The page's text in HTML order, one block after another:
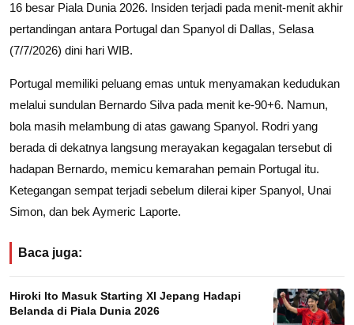
16 besar Piala Dunia 2026. Insiden terjadi pada menit-menit akhir
pertandingan antara Portugal dan Spanyol di Dallas, Selasa
(7/7/2026) dini hari WIB.
Portugal memiliki peluang emas untuk menyamakan kedudukan
melalui sundulan Bernardo Silva pada menit ke-90+6. Namun,
bola masih melambung di atas gawang Spanyol. Rodri yang
berada di dekatnya langsung merayakan kegagalan tersebut di
hadapan Bernardo, memicu kemarahan pemain Portugal itu.
Ketegangan sempat terjadi sebelum dilerai kiper Spanyol, Unai
Simon, dan bek Aymeric Laporte.
Baca juga:
Hiroki Ito Masuk Starting XI Jepang Hadapi
Belanda di Piala Dunia 2026